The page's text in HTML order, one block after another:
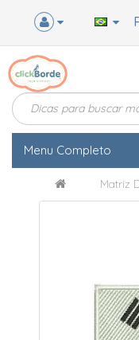
Menu Completo
Matriz